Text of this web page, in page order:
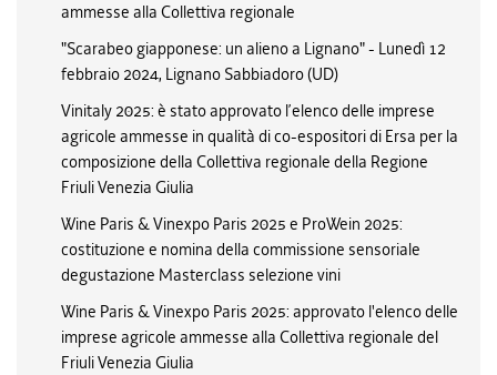
ammesse alla Collettiva regionale
"Scarabeo giapponese: un alieno a Lignano" - Lunedì 12
febbraio 2024, Lignano Sabbiadoro (UD)
Vinitaly 2025: è stato approvato l’elenco delle imprese
agricole ammesse in qualità di co-espositori di Ersa per la
composizione della Collettiva regionale della Regione
Friuli Venezia Giulia
Wine Paris & Vinexpo Paris 2025 e ProWein 2025:
costituzione e nomina della commissione sensoriale
degustazione Masterclass selezione vini
Wine Paris & Vinexpo Paris 2025: approvato l'elenco delle
imprese agricole ammesse alla Collettiva regionale del
Friuli Venezia Giulia